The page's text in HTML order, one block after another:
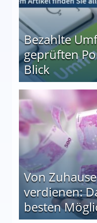
Bezahlte
geprüften
Blick
auf einen Blick
Von
verdienen:
besten